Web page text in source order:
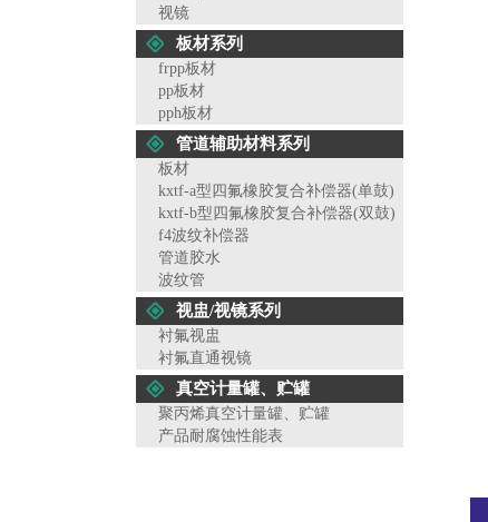
视镜
板材系列
frpp板材
pp板材
pph板材
管道辅助材料系列
板材
kxtf-a型四氟橡胶复合补偿器(单鼓)
kxtf-b型四氟橡胶复合补偿器(双鼓)
f4波纹补偿器
管道胶水
波纹管
视盅/视镜系列
衬氟视盅
衬氟直通视镜
真空计量罐、贮罐
聚丙烯真空计量罐、贮罐
产品耐腐蚀性能表